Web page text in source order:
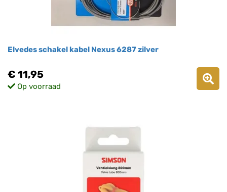
Elvedes schakel kabel Nexus 6287 zilver
€ 11,95
Op voorraad